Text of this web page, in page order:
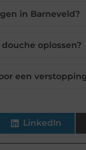
in Barneveld?
oplossen?
een
LinkedIn